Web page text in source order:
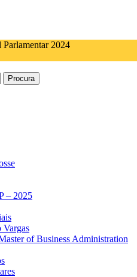
2024
Procura
– 2025
Vargas
of Business Administration